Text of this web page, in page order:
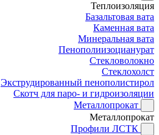
Теплоизоляция
Базальтовая вата
Каменная вата
Минеральная вата
Пенополиизоцианурат
Стекловолокно
Стеклохолст
Экструдированный пенополистирол
Скотч для паро- и гидроизоляции
Металлопрокат
Металлопрокат
Профили ЛСТК